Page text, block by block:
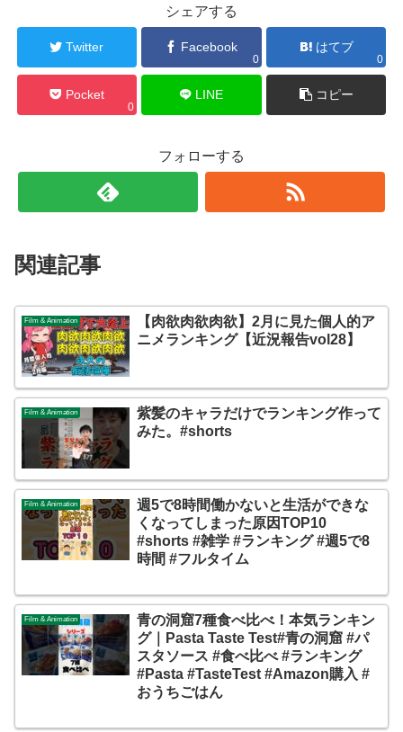
シェアする
Twitter Facebook
0
はてブ
0
Pocket
0
LINE コピー
フォローする
関連記事
Film & Animation
【肉欲肉欲肉欲】2月に見た個人的ア
ニメランキング【近況報告vol28】
Film & Animation
紫髪のキャラだけでランキング作って
みた。#shorts
Film & Animation
週5で8時間働かないと生活ができな
くなってしまった原因TOP10
#shorts #雑学 #ランキング #週5で8
時間 #フルタイム
Film & Animation
青の洞窟7種食べ比べ！本気ランキン
グ｜Pasta Taste Test#青の洞窟 #パ
スタソース #食べ比べ #ランキング
#Pasta #TasteTest #Amazon購入 #
おうちごはん